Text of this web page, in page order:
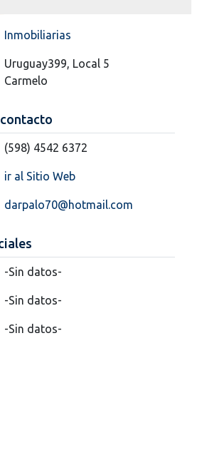
Inmobiliarias
Uruguay399, Local 5
Carmelo
(598) 4542 6372
ir al Sitio Web
darpalo70@hotmail.com
-Sin datos-
-Sin datos-
-Sin datos-